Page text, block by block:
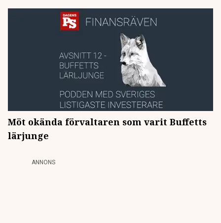
Möt okända förvaltaren som varit Buffetts
lärjunge
ANNONS